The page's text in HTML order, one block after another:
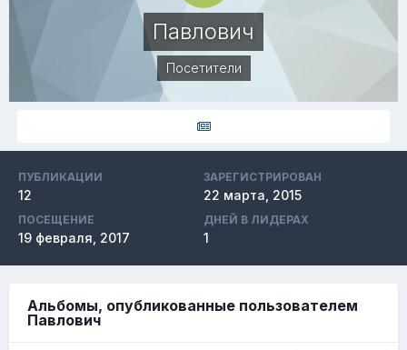
Павлович
Посетители
ПУБЛИКАЦИИ
12
ЗАРЕГИСТРИРОВАН
22 марта, 2015
ПОСЕЩЕНИЕ
19 февраля, 2017
ДНЕЙ В ЛИДЕРАХ
1
Альбомы, опубликованные пользователем
Павлович